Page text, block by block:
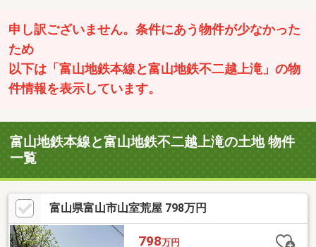
申し訳ございません。条件にあう物件が少なかった
ため
以下は「富山地鉄本線と富山地鉄不二越上滝」の物
件情報を表示しています。
富山地鉄本線と富山地鉄不二越上滝の土地 物件
一覧
富山県富山市山室荒屋 798万円
798万円